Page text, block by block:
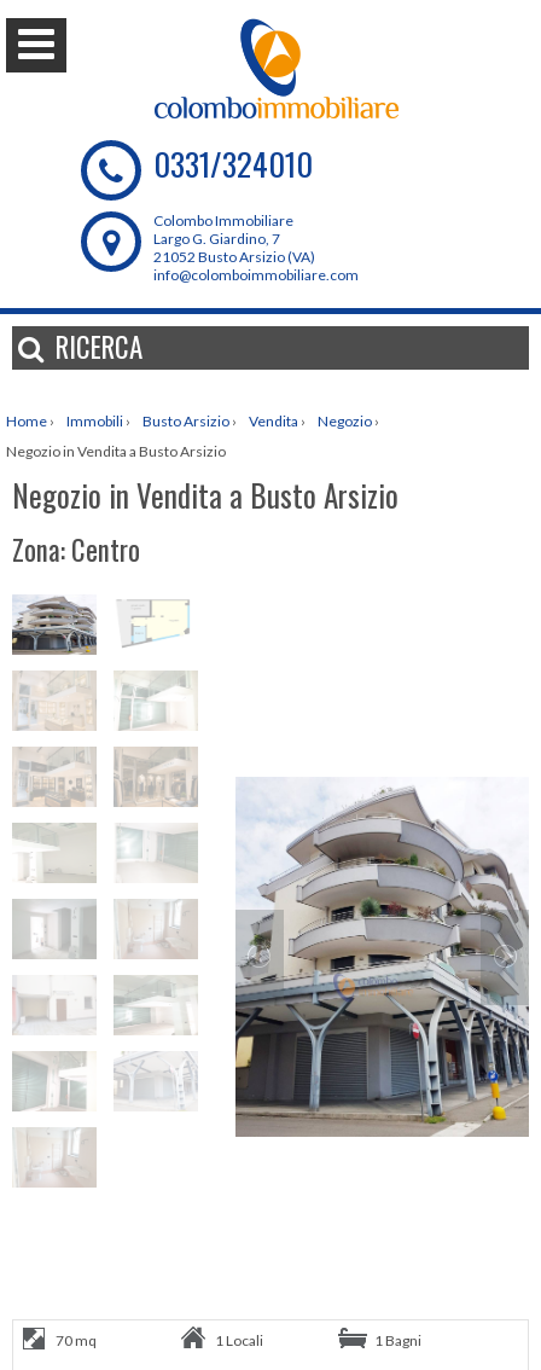
0331/324010
Colombo Immobiliare
Largo G. Giardino, 7
21052 Busto Arsizio (VA)
info@colomboimmobiliare.com
RICERCA
Home › Immobili › Busto Arsizio › Vendita › Negozio ›
Negozio in Vendita a Busto Arsizio
Negozio in Vendita a Busto Arsizio
Zona: Centro
70 mq 1 Locali 1 Bagni